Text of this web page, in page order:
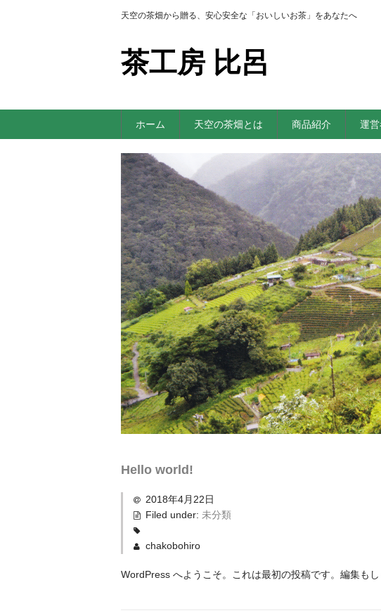
天空の茶畑から贈る、安心安全な「おいしいお茶」をあなたへ
茶工房 比呂
ホーム 天空の茶畑とは 商品紹介 運
Hello world!
2018年4月22日
Filed under: 未分類
chakobohiro
WordPress へようこそ。これは最初の投稿です。編集も